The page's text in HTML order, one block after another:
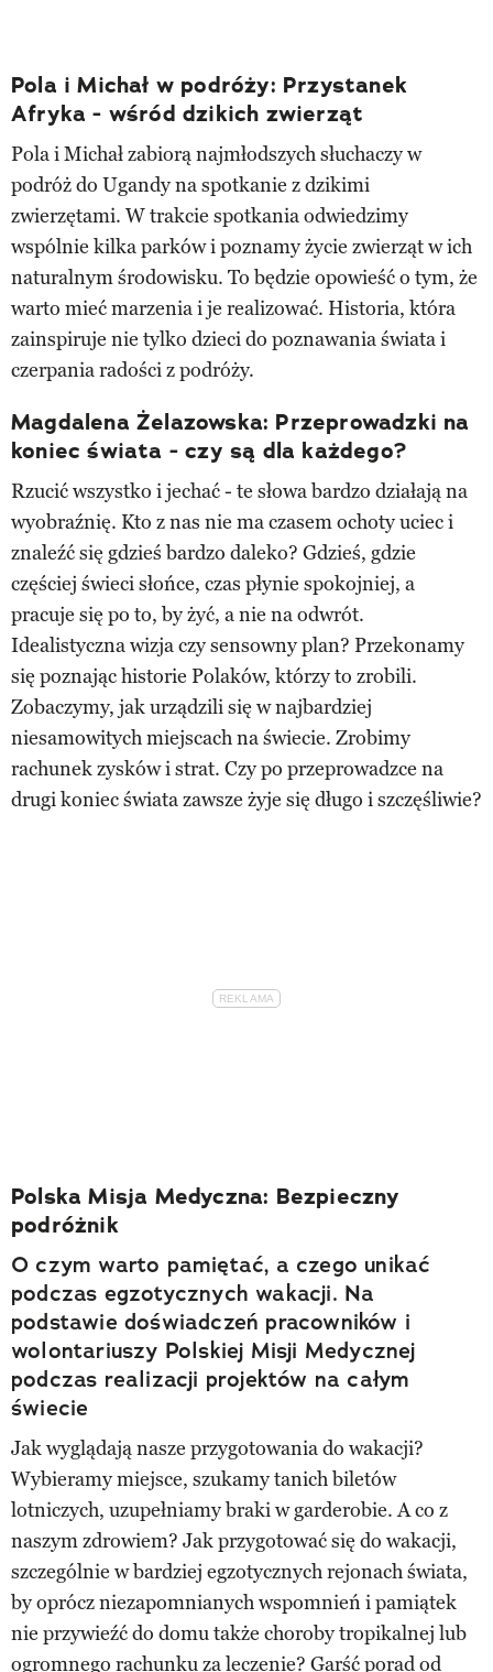
Pola i Michał w podróży: Przystanek
Afryka - wśród dzikich zwierząt
Pola i Michał zabiorą najmłodszych słuchaczy w
podróż do Ugandy na spotkanie z dzikimi
zwierzętami. W trakcie spotkania odwiedzimy
wspólnie kilka parków i poznamy życie zwierząt w ich
naturalnym środowisku. To będzie opowieść o tym, że
warto mieć marzenia i je realizować. Historia, która
zainspiruje nie tylko dzieci do poznawania świata i
czerpania radości z podróży.
Magdalena Żelazowska: Przeprowadzki na
koniec świata - czy są dla każdego?
Rzucić wszystko i jechać - te słowa bardzo działają na
wyobraźnię. Kto z nas nie ma czasem ochoty uciec i
znaleźć się gdzieś bardzo daleko? Gdzieś, gdzie
częściej świeci słońce, czas płynie spokojniej, a
pracuje się po to, by żyć, a nie na odwrót.
Idealistyczna wizja czy sensowny plan? Przekonamy
się poznając historie Polaków, którzy to zrobili.
Zobaczymy, jak urządzili się w najbardziej
niesamowitych miejscach na świecie. Zrobimy
rachunek zysków i strat. Czy po przeprowadzce na
drugi koniec świata zawsze żyje się długo i szczęśliwie?
Polska Misja Medyczna: Bezpieczny
podróżnik
O czym warto pamiętać, a czego unikać
podczas egzotycznych wakacji. Na
podstawie doświadczeń pracowników i
wolontariuszy Polskiej Misji Medycznej
podczas realizacji projektów na całym
świecie
Jak wyglądają nasze przygotowania do wakacji?
Wybieramy miejsce, szukamy tanich biletów
lotniczych, uzupełniamy braki w garderobie. A co z
naszym zdrowiem? Jak przygotować się do wakacji,
szczególnie w bardziej egzotycznych rejonach świata,
by oprócz niezapomnianych wspomnień i pamiątek
nie przywieźć do domu także choroby tropikalnej lub
ogromnego rachunku za leczenie? Garść porad od